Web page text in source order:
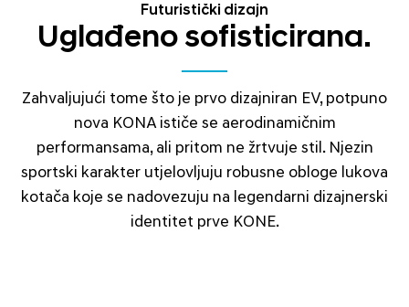
Futuristički dizajn
Uglađeno sofisticirana.
Zahvaljujući tome što je prvo dizajniran EV, potpuno
nova KONA ističe se aerodinamičnim
performansama, ali pritom ne žrtvuje stil. Njezin
sportski karakter utjelovljuju robusne obloge lukova
kotača koje se nadovezuju na legendarni dizajnerski
identitet prve KONE.